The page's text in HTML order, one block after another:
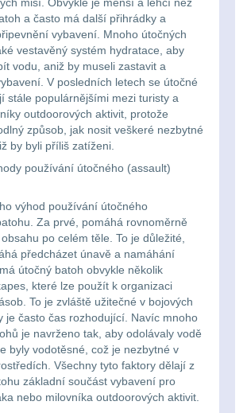
533
a
10
přezky75
25
a často má další přihrádky a
vybavení. Mnoho útočných
vestavěný systém hydratace, aby
vodu, aniž by museli zastavit a
V posledních letech se útočné
stále populárnějšími mezi turisty a
outdoorových aktivit, protože
způsob, jak nosit veškeré nezbytné
by byli příliš zatíženi.
používání útočného (assault)
výhod používání útočného
Za prvé, pomáhá rovnoměrně
po celém těle. To je důležité,
předcházet únavě a namáhání
útočný batoh obvykle několik
které lze použít k organizaci
To je zvláště užitečné v bojových
je často čas rozhodující. Navíc mnoho
je navrženo tak, aby odolávaly vodě
byly vodotěsné, což je nezbytné v
Všechny tyto faktory dělají z
základní součást vybavení pro
nebo milovníka outdoorových aktivit.